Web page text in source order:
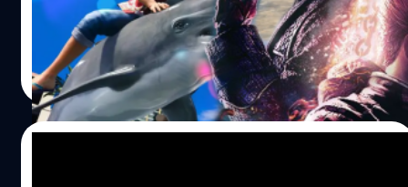
ได้ว่าจะต้องเป็นอีกหนึ่งการโคจรครบรอบ 12 เดือน ที่ยอด
เยี่ยมของเรา ๆ แน่นอน ฉะนั้นแล้ว เรามาเริ่มกันกับ "เกมออก
ใหม่ประจำเดือนมกราคม 2024" กันเลย ดูกันว่าจะมีเกมอะไร
บ้าง!? War Hospital วันวางจำหน่าย: 18 มกราคม
2024แพลตฟอร์ม: PC, PlayStation 5, Xbox Series X/S เรา
คงจะเคยได้เห็นเกมสงครามที่นำเสนอภาพความยิ่งใหญ่ของ
วรายุทธ เชิดศรีชูเกียรติ| 947 days ago
Read More